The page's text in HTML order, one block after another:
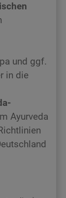
und ggf.
in die
Ayurveda